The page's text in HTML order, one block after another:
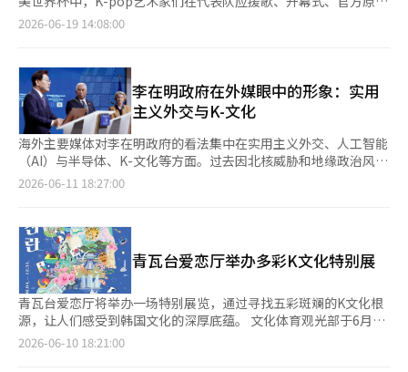
疗旅游在内的健康与美容旅游正在快速增长。去年这一领域的游客
因。 他提到，在担任广告公司期间，亲眼见证了全球最大移动通
信展会“MWC”对西班牙巴塞罗那地区经济的影响。 “我在巴塞
罗那亲眼见证了MICE对城市复兴的力量。这可能是克服地方消亡
危机的重要钥匙。” 今年，旅游公社与首尔、京畿、仁川、釜
山、大田、大邱、济州和高阳等8个地区的会议局建立了合作体
系，并创建了一个共享国际会议信息的合作平台。 ◆ 机场、港
口、邮轮、渡轮，拓宽通道 在地方旅游领域，公社致力于利用地
方机场和港口作为通道。 今年4月成立的“地方机场国际旅游枢纽
游产品开发。已引进和支持11条不定期国际航线，共356个航班，
上半年清州机场入境人数同比激增109%，约为6.2万人，大邱机场
约为5.7万人。 “如果从清州机场入境后直接乘坐SRT前往首尔，
地方就没有收益。” 为避免这种情况，公社开发了连接忠清地区
和庆尚地区的超大旅游路线35条，并挖掘了333个地方特色内容，
作为海外市场营销指南进行分发。公社还在努力通过邮轮和渡轮吸
引游客。 “进入韩国的通道有三个：机场、邮轮和渡轮。我们正
在同时整治这三条通道。” 最近与中国青岛的五大渡轮公司代表
行歌手、演员粉丝见面会，新作发布会，影视展映，游戏演出，电
竞赛事，影视原声音乐会及K-文化主题论坛等系列活动。 韩国政
旅游宣传力度，加强与中央及地方政府重点活动的联动，进一步吸
引外籍游客赴韩旅游。 韩国文化观光研究院预
计，“FANOMENON”活动期间有望吸引约52万人次到访，其中
外籍游客约20万人次，经济带动效应达1万亿韩元（约合人民币
46.1亿元）。崔辉荣表示，“FANOMENON”是打造全球粉丝共同
参与、共同体验K-文化平台的全新尝试，希望为世界各地粉丝留下
难忘回忆，并成为推动韩国文化内容、旅游及关联产业发展的新动
力。
利用AI技术进行内容策划和制作，或利用游戏、视频、音乐等内容
IP从事K文化产业的企业。 内容创新领域则通过500亿韩元规模的
个基金的内容投资比例将设定为出资比例的15%至25%，大大增
强对内容产业的支持。 此次出资项目是国民成长基金与政府部门
政策基金合作，扩大和设立基金规模的首次案例，具有重要意义。
文化部与金融委员会计划借此合作，最大化“K内容”的溢出效
应，支持K文化成为超越国内市场、引领全球市场的代表性产业。
基金运营提案书将于8月12日上午10时至下午4时接受提交，最终
运营公司将在9月中公布。作为财务母基金的运营公司，韩国成长
金融投资运营将很快召开出资说明会，详细日程可在韩国成长金融
辑。
带和决赛中场秀等重要时刻纷纷亮相，K文化成为赛事的另一大亮
歌传达了“相信奇迹，奇迹就会开始”的信息，将在世界杯期间在
各个场合为代表队的胜利助威。作为韩国足球协会的形象大使，
TWS表示：“希望通过这首歌，TWS的正能量能够传递给运动员
和大众，成为他们的巨大支持。”开幕式舞台上，K文化的存在感
也得到了增强。在Netflix电影《K-pop恶魔猎手》中饰演主角“露
米”的李在（EJAE），在11日于墨西哥城举行的开幕演出中，与
世界著名歌唱家安德烈·波切利共同演唱了世界杯主题曲
《DNA》。特别是他亲自演唱的“即使再跌倒，我也会再次站起
歌词创作。李在的演出在于世界杯官方舞台上响起韩语歌词这一点
上也引人注目。世界杯主题曲以多种语言和情感构成，其中韩语歌
词也成为传达赛事信息的一部分。BLACKPINK的Lisa在美国洛杉
矶的另一场开幕比赛舞台上亮相。Lisa与Anitta、Lema共同演唱
了世界杯原声带《Goals》，与全球流行明星同台。这是K-pop女
团成员首次在世界杯开幕式舞台上进行现场表演。赛事的高潮将由
防弹少年团（BTS）来点缀。BTS将于下月19日在美国纽约新泽西
州的体育场，担任世界杯决赛中场秀的主唱。这是世界杯决赛中首
2026-06-19 14:08:00
李在明政府在外媒眼中的形象：实用
主义外交与K-文化
海外主要媒体对李在明政府的看法集中在实用主义外交、人工智能
（AI）与半导体、K-文化等方面。过去因北核威胁和地缘政治风险
而受到关注的韩国，最近一年被重新审视为引领外交秩序和全球供
年5月4日）期间，来自19个国家67家主要外媒报道的6万4827篇
与韩国相关的文章，结果显示韩国的国家形象得到了积极改善。
文体部利用多种人工智能分析技术，综合测量了外媒报道的基调和
国家形象的变化。 外媒最关注的领域是政治与外交，政治与外交
领域的报道占总文章的54.3%，其次是企业与产业（43.1%）、经
济（40.4%）、文化（27.8%）和技术与信息技术（IT，
23.9%）。 外交领域最显著的特点是对李在明政府实用主义外交的
关注。《华盛顿邮报》评价称：“首尔正在尝试精细的平衡外
2026-06-11 18:27:00
青瓦台爱恋厅举办多彩K文化特别展
青瓦台爱恋厅将举办一场特别展览，通过寻找五彩斑斓的K文化根
源，让人们感受到韩国文化的深厚底蕴。 文化体育观光部于6月10
日宣布，从6月到12月将在青瓦台爱恋厅一层举办名为《五彩斑
2026-06-10 18:21:00